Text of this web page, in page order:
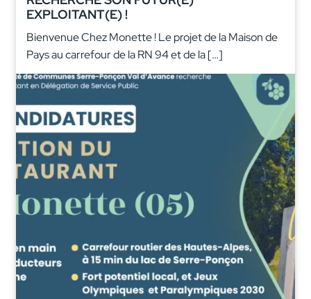
EXPLOITANT(E) !
Bienvenue Chez Monette ! Le projet de la Maison de
Pays au carrefour de la RN 94 et de la […]